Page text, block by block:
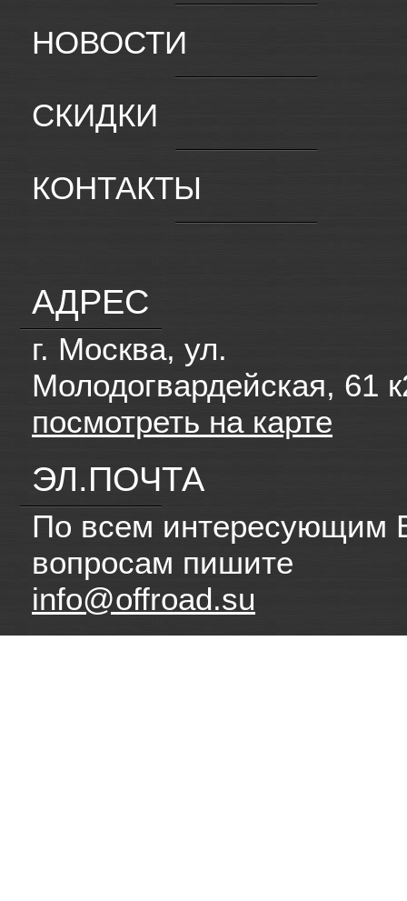
НОВОСТИ
СКИДКИ
КОНТАКТЫ
АДРЕС
г. Москва, ул.
Молодогвардейская, 61
посмотреть на карте
ЭЛ.ПОЧТА
По всем интересующим
вопросам пишите
info@offroad.su